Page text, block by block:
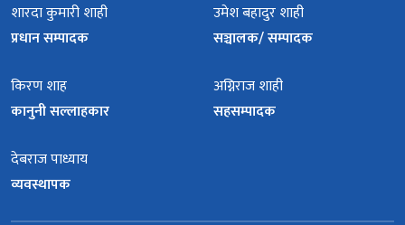
शारदा कुमारी शाही
प्रधान सम्पादक
उमेश बहादुर शाही
सञ्चालक/ सम्पादक
किरण शाह
कानुनी सल्लाहकार
अग्निराज शाही
सहसम्पादक
देबराज पाध्याय
व्यवस्थापक